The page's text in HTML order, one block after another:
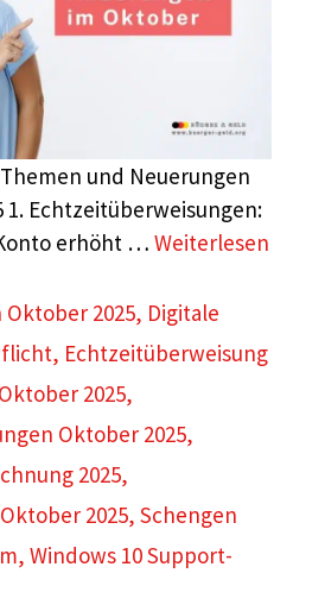
und Neuerungen
1. Echtzeitüberweisungen:
erhöht … Weiterlesen
2025, Digitale
, Echtzeitüberweisung
2025,
Oktober 2025,
2025,
2025, Schengen
, Windows 10 Support-